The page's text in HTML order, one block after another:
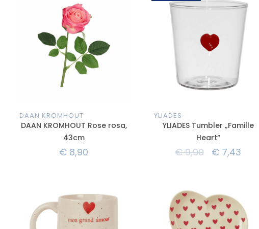
DAAN KROMHOUT
DAAN KROMHOUT Rose rosa,
43cm
€ 8,90
YLIADES
YLIADES Tumbler „Famille
Heart“
€9,90 € 7,43